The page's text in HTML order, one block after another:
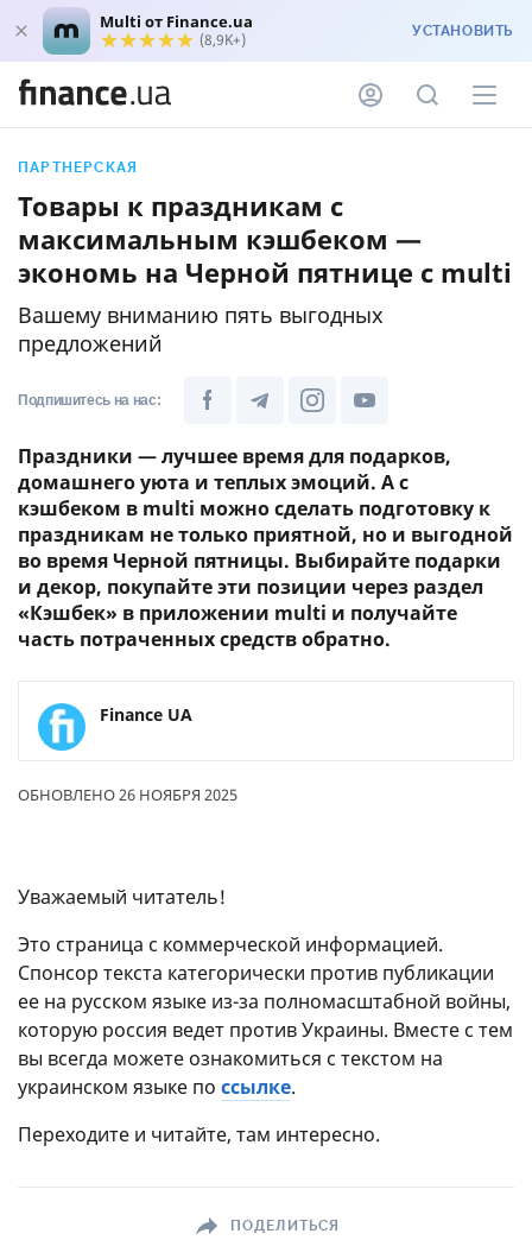
Multi от Finance.ua
(8,9K+) УСТАНОВИТЬ
ПАРТНЕРСКАЯ
Товары к праздникам с
максимальным кэшбеком —
экономь на Черной пятнице с multi
Вашему вниманию пять выгодных
предложений
Подпишитесь на нас:
Праздники — лучшее время для подарков,
домашнего уюта и теплых эмоций. А с
кэшбеком в multi можно сделать подготовку к
праздникам не только приятной, но и выгодной
во время Черной пятницы. Выбирайте подарки
и декор, покупайте эти позиции через раздел
«Кэшбек» в приложении multi и получайте
часть потраченных средств обратно.
Finance UA
ОБНОВЛЕНО 26 НОЯБРЯ 2025
Уважаемый читатель!
Это страница с коммерческой информацией.
Спонсор текста категорически против публикации
ее на русском языке из-за полномасштабной войны,
которую россия ведет против Украины. Вместе с тем
вы всегда можете ознакомиться с текстом на
украинском языке по ссылке.
Переходите и читайте, там интересно.
ПОДЕЛИТЬСЯ